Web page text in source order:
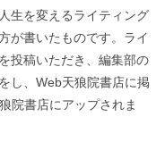
生を変えるライティング
が書いたものです。ライ
投稿いただき、編集部の
し、Web天狼院書店に掲
院書店にアップされま